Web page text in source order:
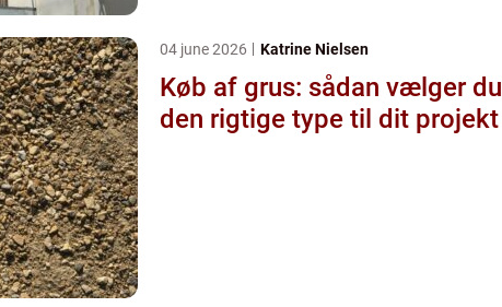
04 june 2026 Katrine Nielsen
Køb af grus: sådan vælger du
den rigtige type til dit projekt